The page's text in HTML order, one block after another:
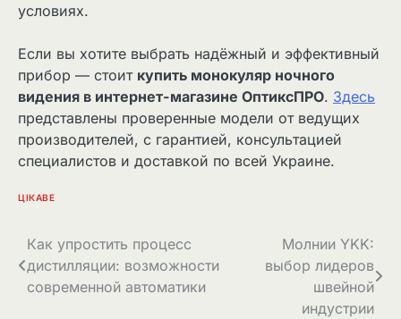
условиях.
Если вы хотите выбрать надёжный и эффективный
прибор — стоит купить монокуляр ночного
видения в интернет-магазине ОптиксПРО. Здесь
представлены проверенные модели от ведущих
производителей, с гарантией, консультацией
специалистов и доставкой по всей Украине.
ЦІКАВЕ
Навігація
записів
Как упростить процесс
дистилляции: возможности
современной автоматики
Молнии YKK:
выбор лидеров
швейной
индустрии